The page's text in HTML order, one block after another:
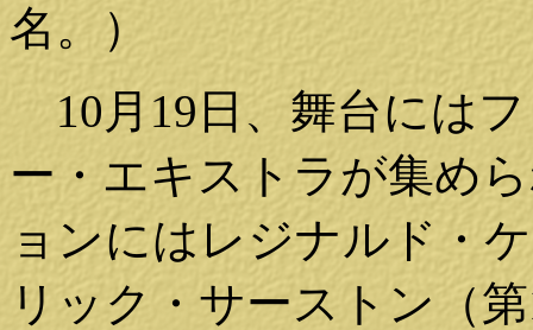
名。）
10月19日、舞台には
ー・エキストラが集め
ョンにはレジナルド・
リック・サーストン（